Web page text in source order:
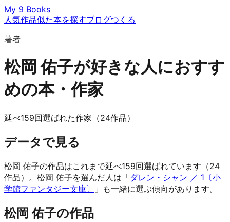
My 9 Books
人気作品似た本を探すブログつくる
著者
松岡 佑子が好きな人におすす
めの本・作家
延べ159回選ばれた作家（24作品）
データで見る
松岡 佑子の作品はこれまで延べ159回選ばれています（24
作品）。松岡 佑子を選んだ人は「ダレン・シャン ／ 1〔小
学館ファンタジー文庫〕
」も一緒に選ぶ傾向があります。
松岡 佑子の作品